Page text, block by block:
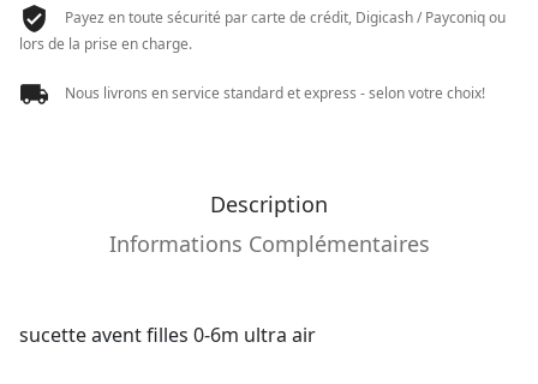
Payez en toute sécurité par carte de crédit, Digicash / Payconiq ou
lors de la prise en charge.
Nous livrons en service standard et express - selon votre choix!
Description
Informations Complémentaires
sucette avent filles 0-6m ultra air